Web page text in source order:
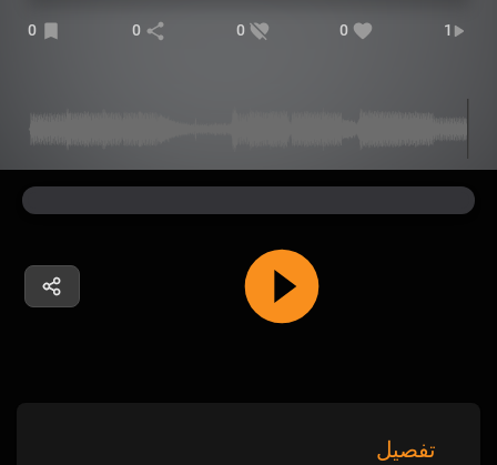
1
0
0
0
0
تفصیل